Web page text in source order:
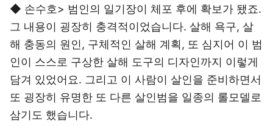
◆ 손수호> 범인의 일기장이 체포 후에 확보가 됐죠.
그 내용이 굉장히 충격적이었습니다. 살해 욕구, 살
해 충동의 원인, 구체적인 살해 계획, 또 심지어 이 범
인이 스스로 구상한 살해 도구의 디자인까지 이렇게
담겨 있었어요. 그리고 이 사람이 살인을 준비하면서
또 굉장히 유명한 또 다른 살인범을 일종의 롤모델로
삼기도 했습니다.